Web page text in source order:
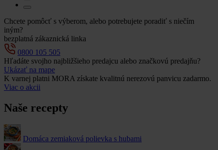
Chcete pomôcť s výberom, alebo potrebujete poradiť s niečím
iným?
bezplatná zákaznická linka
0800 105 505
Hľadáte svojho najbližšieho predajcu alebo značkovú predajňu?
Ukázať na mape
K varnej platni MORA získate kvalitnú nerezovú panvicu zadarmo.
Viac o akcii
Naše recepty
Domáca zemiaková polievka s hubami